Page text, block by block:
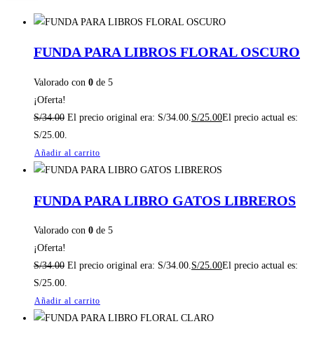
FUNDA PARA LIBROS FLORAL OSCURO
Valorado con 0 de 5
¡Oferta!
S/34.00 El precio original era: S/34.00. S/25.00El precio actual es:
S/25.00.
Añadir al carrito
FUNDA PARA LIBRO GATOS LIBREROS
Valorado con 0 de 5
¡Oferta!
S/34.00 El precio original era: S/34.00.S/25.00El precio actual es:
S/25.00.
Añadir al carrito